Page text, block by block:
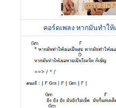
คอร์ดเพลง หากมันทำให้